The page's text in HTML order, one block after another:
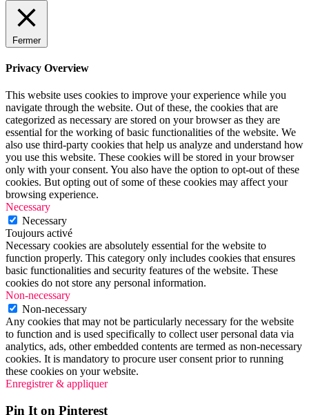
Fermer
Privacy Overview
This website uses cookies to improve your experience while you
navigate through the website. Out of these, the cookies that are
categorized as necessary are stored on your browser as they are
essential for the working of basic functionalities of the website. We
also use third-party cookies that help us analyze and understand how
you use this website. These cookies will be stored in your browser
only with your consent. You also have the option to opt-out of these
cookies. But opting out of some of these cookies may affect your
browsing experience.
Necessary
Necessary
Toujours activé
Necessary cookies are absolutely essential for the website to
function properly. This category only includes cookies that ensures
basic functionalities and security features of the website. These
cookies do not store any personal information.
Non-necessary
Non-necessary
Any cookies that may not be particularly necessary for the website
to function and is used specifically to collect user personal data via
analytics, ads, other embedded contents are termed as non-necessary
cookies. It is mandatory to procure user consent prior to running
these cookies on your website.
Enregistrer & appliquer
Pin It on Pinterest